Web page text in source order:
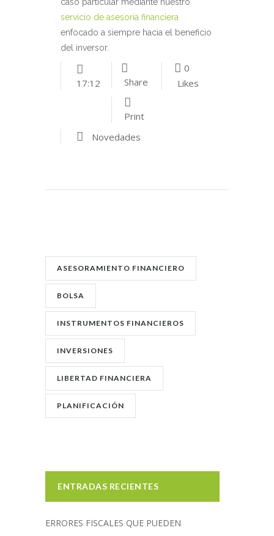
servicio de asesoría financiera
enfocado a siempre hacia el beneficio
del inversor.
17:12 Share
0
Likes
Print
Novedades
ASESORAMIENTO FINANCIERO
BOLSA
INSTRUMENTOS FINANCIEROS
INVERSIONES
LIBERTAD FINANCIERA
PLANIFICACIÓN
ENTRADAS RECIENTES
ERRORES FISCALES QUE PUEDEN